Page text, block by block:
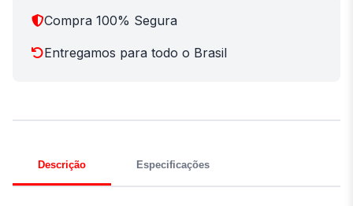
Compra 100% Segura
Entregamos para todo o Brasil
Descrição Especificações